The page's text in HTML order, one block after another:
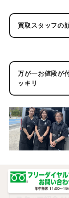
買取スタッフの
万が一お値段が
ッキリ